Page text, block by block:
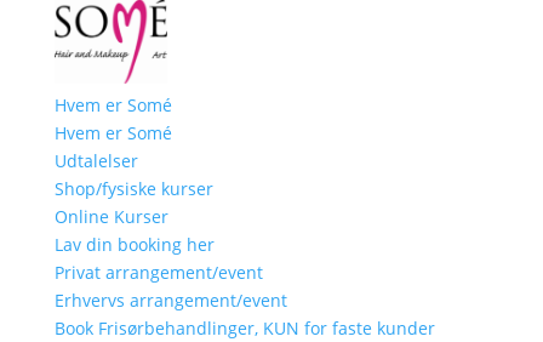
Hvem er Somé
Hvem er Somé
Udtalelser
Shop/fysiske kurser
Online Kurser
Lav din booking her
Privat arrangement/event
Erhvervs arrangement/event
Book Frisørbehandlinger, KUN for faste kunder